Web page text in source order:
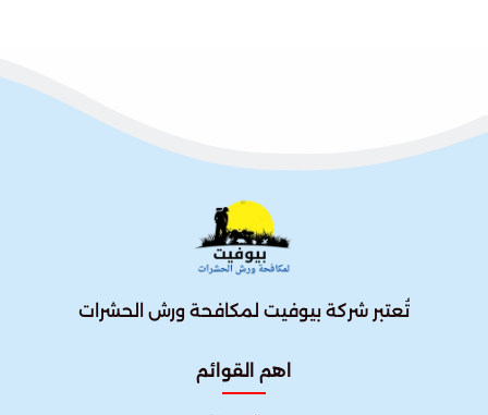
تُعتبر شركة بيوفيت لمكافحة ورش الحشرات
اهم القوائم